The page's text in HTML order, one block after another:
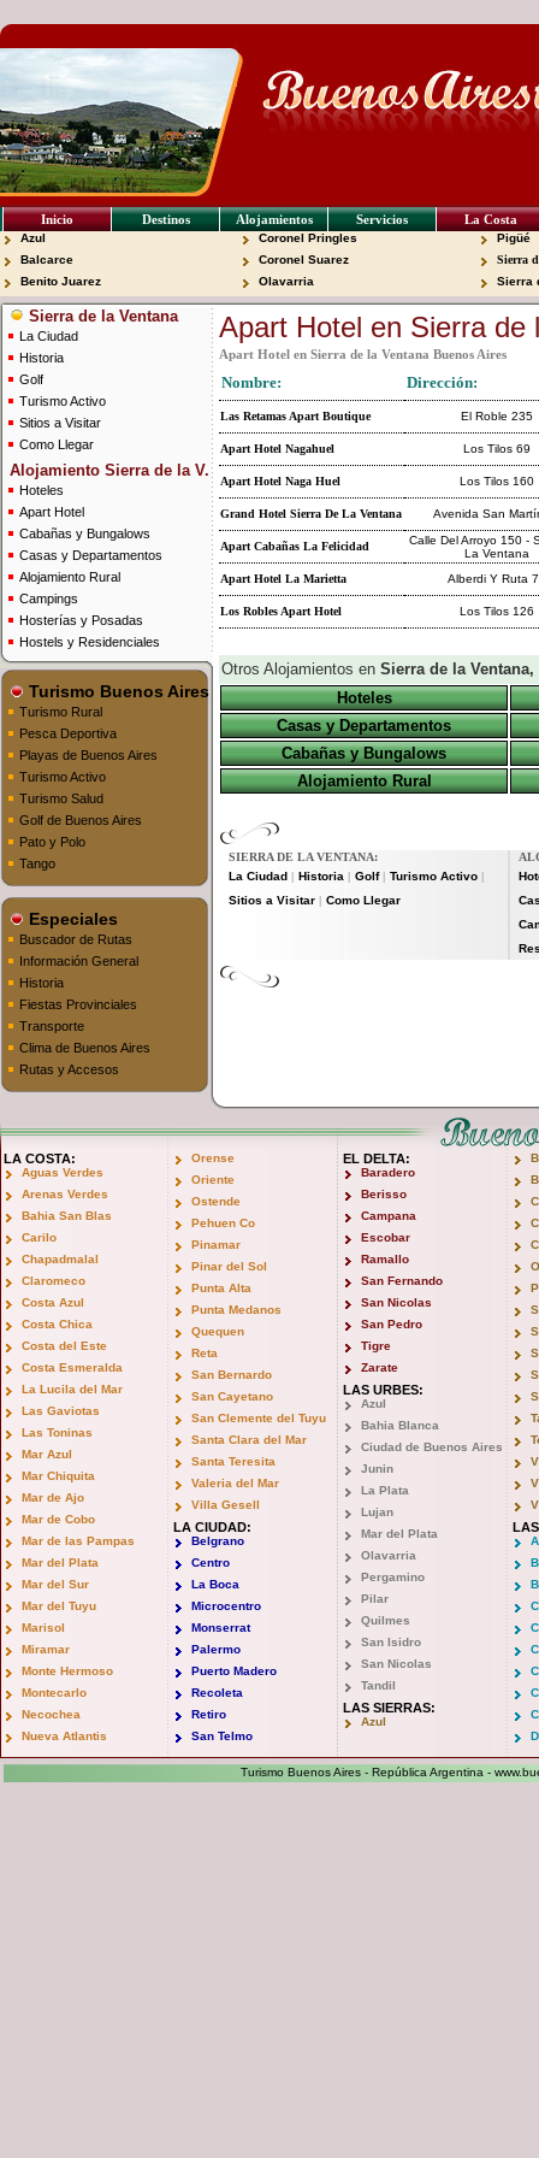
Inicio Destinos Alojamientos Servicios La Costa
Azul
Balcarce
Benito Juarez
Coronel Pringles
Coronel Suarez
Olavarria
Pigüé
Sierra
Sierra
Sierra de la Ventana
La Ciudad
Historia
Golf
Turismo Activo
Sitios a Visitar
Como Llegar
Alojamiento Sierra de la V.
Hoteles
Apart Hotel
Cabañas y Bungalows
Casas y Departamentos
Alojamiento Rural
Campings
Hosterías y Posadas
Hostels y Residenciales
Turismo Buenos Aires
Turismo Rural
Pesca Deportiva
Playas de Buenos Aires
Turismo Activo
Turismo Salud
Golf de Buenos Aires
Pato y Polo
Tango
Especiales
Buscador de Rutas
Información General
Historia
Fiestas Provinciales
Transporte
Clima de Buenos Aires
Rutas y Accesos
Apart Hotel en Sierra
Apart Hotel en Sierra de la Ventana Buenos Aires
Nombre: Dirección:
Las Retamas Apart Boutique El Roble 235
Apart Hotel Nagahuel Los Tilos 69
Apart Hotel Naga Huel Los Tilos 160
Grand Hotel Sierra De La Ventana Avenida San
Apart Cabañas La Felicidad
Calle Del Arroyo 150 -
La Ventana
Apart Hotel La Marietta
Alberdi Y Ruta
Los Robles Apart Hotel Los Tilos 126
Otros Alojamientos en Sierra de la
Hoteles
Casas y Departamentos
Cabañas y Bungalows
Alojamiento Rural
SIERRA DE LA VENTANA:
La Ciudad
Historia Golf| Turismo Activo
Sitios a Visitar Como Llegar
LA COSTA:
Aguas Verdes
Arenas Verdes
Bahia San Blas
Carilo
Chapadmalal
Claromeco
Costa Azul
Costa Chica
Costa del Este
Costa Esmeralda
La Lucila del Mar
Las Gaviotas
Las Toninas
Mar Azul
Mar Chiquita
Mar de Ajo
Mar de Cobo
Mar de las Pampas
Mar del Plata
Mar del Sur
Mar del Tuyu
Marisol
Miramar
Monte Hermoso
Montecarlo
Necochea
Nueva Atlantis
Orense
Oriente
Ostende
Pehuen Co
Pinamar
Pinar del Sol
Punta Alta
Punta Medanos
Quequen
Reta
San Bernardo
San Cayetano
San Clemente del Tuyu
Santa Clara del Mar
Santa Teresita
Valeria del Mar
Villa Gesell
LA CIUDAD:
Belgrano
Centro
La Boca
Microcentro
Monserrat
Palermo
Puerto Madero
Recoleta
Retiro
San Telmo
EL DELTA:
Baradero
Berisso
Campana
Escobar
Ramallo
San Fernando
San Nicolas
San Pedro
Tigre
Zarate
LAS URBES:
Azul
Bahia Blanca
Ciudad de Buenos Aires
Junin
La Plata
Lujan
Mar del Plata
Olavarria
Pergamino
Pilar
Quilmes
San Isidro
San Nicolas
Tandil
LAS SIERRAS:
Azul
Turismo Buenos Aires - República Argentina -